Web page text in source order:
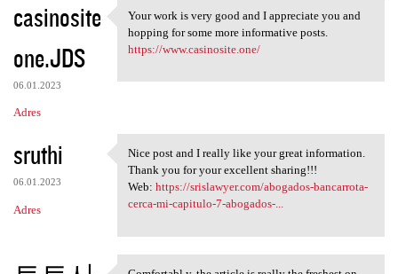
casinosite
one.JDS
06.01.2023
Adres
Your work is very good and I
Your work is very good and I appreciate you and
hopping for some more informative posts.
https://www.casinosite.one/
sruthi
06.01.2023
Adres
Nice post and I really like
Nice post and I really like your great information.
Thank you for your excellent sharing!!!
Web: https://srislawyer.com/abogados-bancarrota-
cerca-mi-capitulo-7-abogados-...